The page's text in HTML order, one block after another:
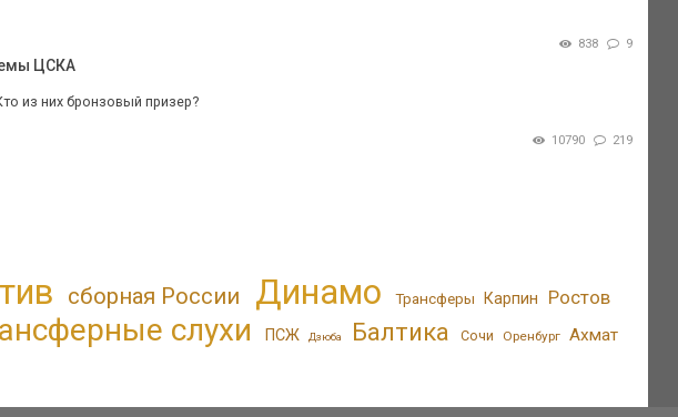
838 9
ЦСКА
из них бронзовый призер?
10790 219
сборная России Динамо Трансферы Карпин Ростов
слухи ПСЖ Дзюба Балтика Сочи Оренбург Ахмат